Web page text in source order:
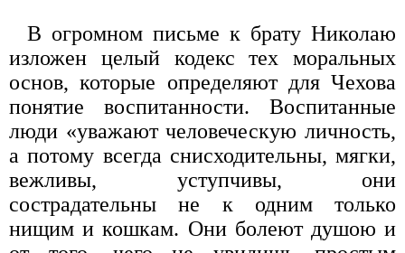
В огромном письме к брату Николаю
изложен целый кодекс тех моральных
основ, которые определяют для Чехова
понятие воспитанности. Воспитанные
люди «уважают человеческую личность,
а потому всегда снисходительны, мягки,
вежливы, уступчивы, они
сострадательны не к одним только
нищим и кошкам. Они болеют душою и